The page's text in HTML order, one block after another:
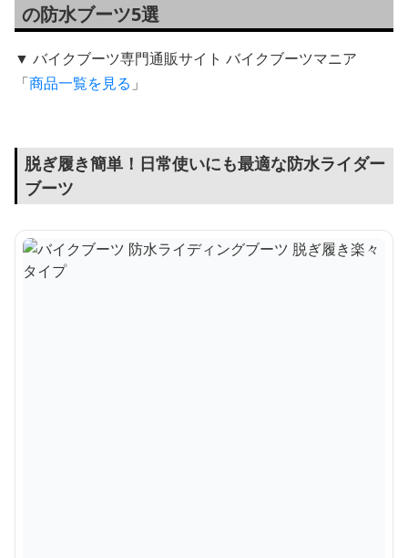
の防水ブーツ5選
▼ バイクブーツ専門通販サイト バイクブーツマニア
「商品一覧を見る 」
脱ぎ履き簡単！日常使いにも最適な防水ライダー
ブーツ